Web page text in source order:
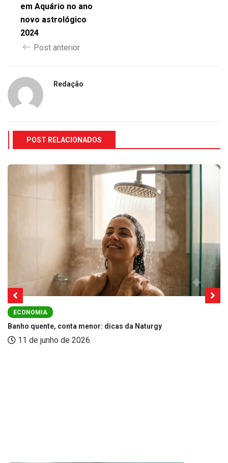
em Aquário no ano
novo astrológico
2024
Post anterior
Redação
POST RELACIONADOS
ECONOMIA
Banho quente, conta menor: dicas da Naturgy
11 de junho de 2026